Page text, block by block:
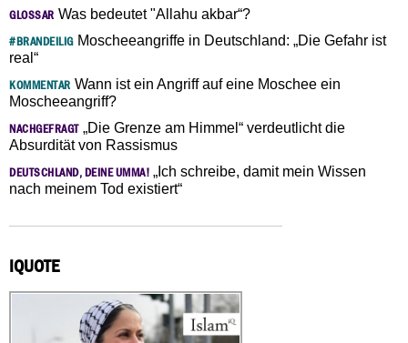
GLOSSAR Was bedeutet "Allahu akbar“?
#BRANDEILIGMoscheeangriffe in Deutschland: „Die Gefahr ist
real“
KOMMENTAR Wann ist ein Angriff auf eine Moschee ein
Moscheeangriff?
NACHGEFRAGT„Die Grenze am Himmel“ verdeutlicht die
Absurdität von Rassismus
DEUTSCHLAND, DEINE UMMA! „Ich schreibe, damit mein Wissen
nach meinem Tod existiert“
IQUOTE